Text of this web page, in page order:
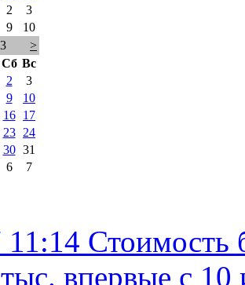
2
3
9
10
>
Сб Вс
2
3
9
10
16
17
23
24
30 31
6 7
11:14 Стоимость
впервые с 10